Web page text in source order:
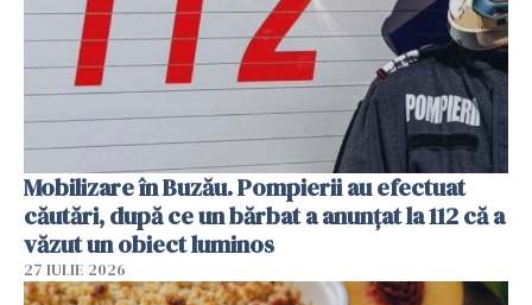
Mobilizare în Buzău. Pompierii au efectuat
căutări, după ce un bărbat a anunțat la 112 că a
văzut un obiect luminos
27 IULIE 2026